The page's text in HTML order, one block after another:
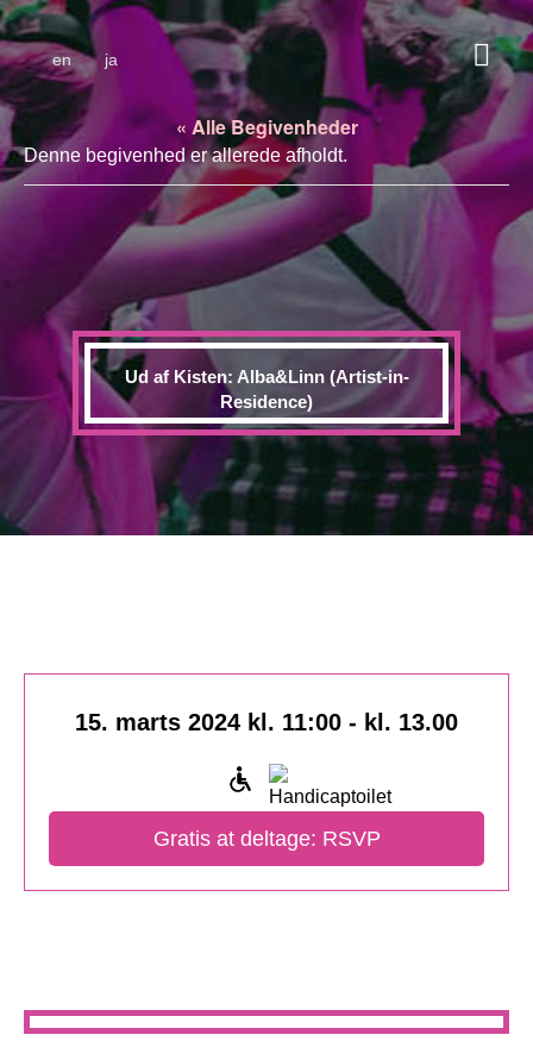
en ja
« Alle Begivenheder
Denne begivenhed er allerede afholdt.
Ud af Kisten: Alba&Linn (Artist-in-
Residence)
15. marts 2024 kl. 11:00 - kl. 13.00
Gratis at deltage: RSVP